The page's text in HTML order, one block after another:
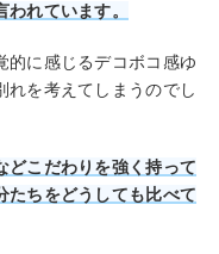
れています。
的に感じるデコボコ感ゆ
れを考えてしまうのでし
どこだわりを強く持って
たちをどうしても比べて